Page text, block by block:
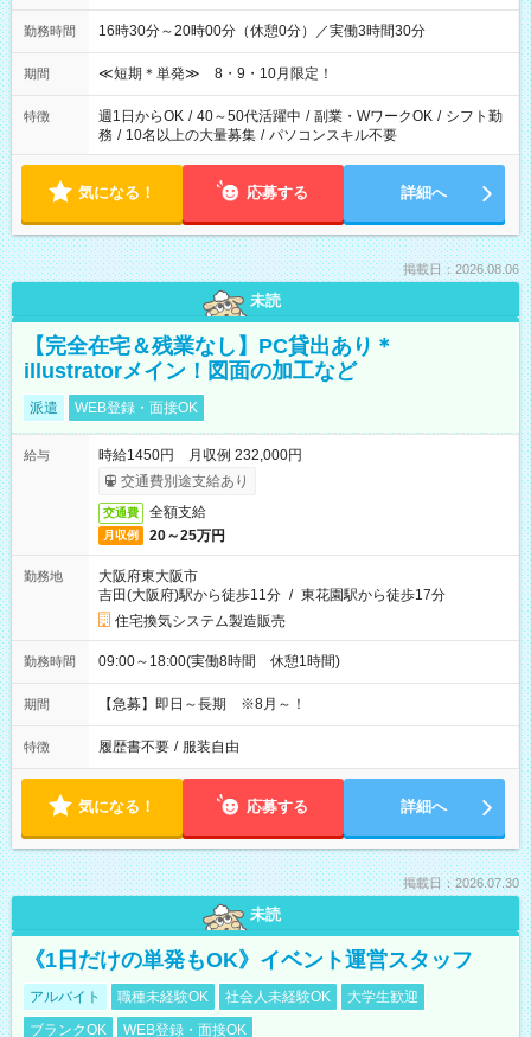
勤務時間 16時30分～20時00分（休憩0分）／実働3時間30分
期間 ≪短期＊単発≫ 8・9・10月限定！
特徴 週1日からOK / 40～50代活躍中 / 副業・WワークOK / シフト勤
務 / 10名以上の大量募集 / パソコンスキル不要
気になる！ 応募する 詳細へ
掲載日：2026.08.06
未読
【完全在宅＆残業なし】PC貸出あり＊
illustratorメイン！図面の加工など
派遣 WEB登録・面接OK
給与
時給1450円 月収例 232,000円
交通費別途支給あり
交通費 全額支給
月収例 20～25万円
勤務地
大阪府東大阪市
吉田(大阪府)駅から徒歩11分 / 東花園駅から徒歩17分
住宅換気システム製造販売
勤務時間 09:00～18:00(実働8時間 休憩1時間)
期間 【急募】即日～長期 ※8月～！
特徴 履歴書不要 / 服装自由
気になる！ 応募する 詳細へ
掲載日：2026.07.30
未読
《1日だけの単発もOK》イベント運営スタッフ
アルバイト 職種未経験OK 社会人未経験OK
大学生歓迎
ブランクOK
WEB登録・面接OK